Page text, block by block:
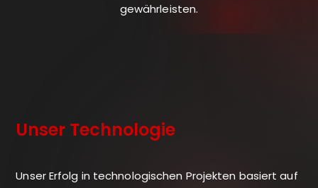
gewährleisten.
Unser Technologie
Unser Erfolg in technologischen Projekten basiert auf